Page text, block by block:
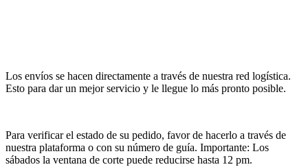
Los envíos se hacen directamente a través de nuestra red logística.
Esto para dar un mejor servicio y le llegue lo más pronto posible.
Para verificar el estado de su pedido, favor de hacerlo a través de
nuestra plataforma o con su número de guía. Importante: Los
sábados la ventana de corte puede reducirse hasta 12 pm.